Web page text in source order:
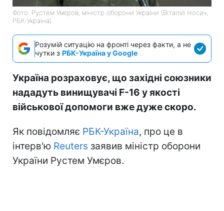
Фото: Рустем Умєров, міністр оборони України (Віталій Носач,
РБК-Україна)
Розумій ситуацію на фронті через факти, а не
чутки з РБК-Україна у Google
Україна розраховує, що західні союзники
нададуть винищувачі F-16 у якості
військової допомоги вже дуже скоро.
Як повідомляє РБК-Україна, про це в
інтерв'ю Reuters заявив міністр оборони
України Рустем Умєров.